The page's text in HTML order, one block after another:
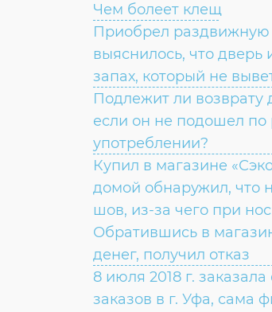
Чем болеет клещ
Приобрел раздвижную
выяснилось, что
запах, который не
Подлежит ли возврату
если он не подошел по
употреблении?
Купил в магазине
домой обнаружил, что
шов, из-за чего при
Обратившись в
денег, получил отказ
ВОПРОС:
8 июля 2018 г.
заказов в г. Уфа, сама